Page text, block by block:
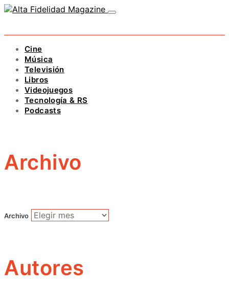
Cine
Música
Televisión
Libros
Videojuegos
Tecnología & RS
Podcasts
Archivo
Archivo
Autores